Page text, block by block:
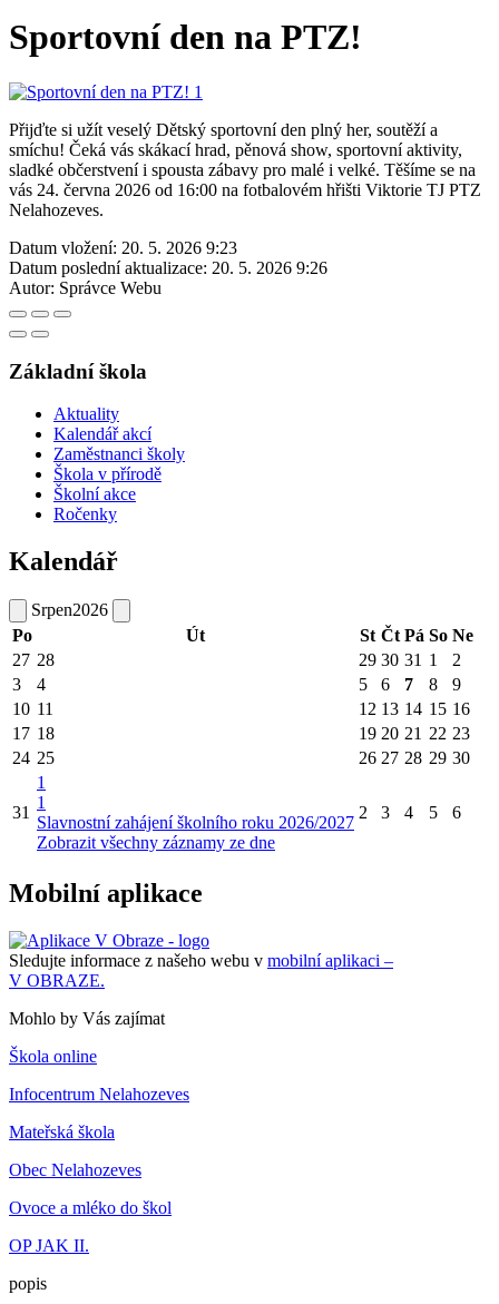
Sportovní den na PTZ!
Přijďte si užít veselý Dětský sportovní den plný her, soutěží a
smíchu! Čeká vás skákací hrad, pěnová show, sportovní aktivity,
sladké občerstvení i spousta zábavy pro malé i velké. Těšíme se na
vás 24. června 2026 od 16:00 na fotbalovém hřišti Viktorie TJ PTZ
Nelahozeves.
Datum vložení: 20. 5. 2026 9:23
Datum poslední aktualizace: 20. 5. 2026 9:26
Autor: Správce Webu
Základní škola
Aktuality
Kalendář akcí
Zaměstnanci školy
Škola v přírodě
Školní akce
Ročenky
Kalendář
Srpen2026
Po
Út St Čt Pá So Ne
27 28 29 30 31 1
2
3
4 5 6 7 8
9
10 11 12 13 14 15 16
17 18 19 20 21 22 23
24 25 26 27 28 29 30
31
1
1
Slavnostní zahájení školního roku 2026/2027
Zobrazit všechny záznamy ze dne
2 3 4 5 6
Mobilní aplikace
Sledujte informace z našeho webu v mobilní aplikaci –
V OBRAZE.
Mohlo by Vás zajímat
Škola online
Infocentrum Nelahozeves
Mateřská škola
Obec Nelahozeves
Ovoce a mléko do škol
OP JAK II.
popis